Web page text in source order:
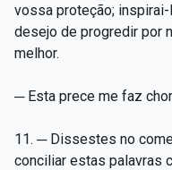
vossa proteção;
desejo de progredir por
melhor.
─ Esta prece me faz
11. ─ Dissestes no
conciliar estas palavras